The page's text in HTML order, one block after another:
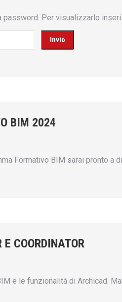
password. Per visualizzarlo
BIM 2024
Formativo BIM sarai pronto a
COORDINATOR
e le funzionalità di Archicad.